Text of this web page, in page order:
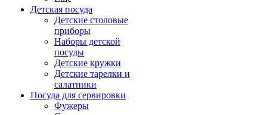
Детская посуда
Детские столовые
приборы
Наборы детской
посуды
Детские кружки
Детские тарелки и
салатники
Посуда для сервировки
Фужеры